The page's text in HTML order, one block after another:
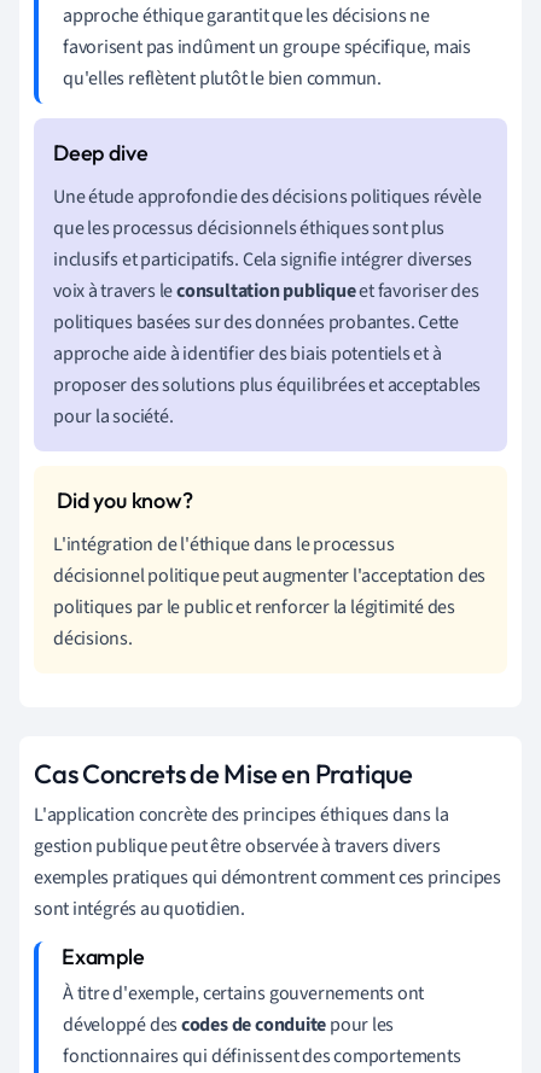
approche éthique garantit que les décisions ne
favorisent pas indûment un groupe spécifique, mais
qu'elles reflètent plutôt le bien commun.
Une étude approfondie des décisions politiques révèle
que les processus décisionnels éthiques sont plus
inclusifs et participatifs. Cela signifie intégrer diverses
voix à travers leconsultation publiqueet favoriser des
politiques basées sur des données probantes. Cette
approche aide à identifier des biais potentiels et à
proposer des solutions plus équilibrées et acceptables
pour la société.
L'intégration de l'éthique dans le processus
décisionnel politique peut augmenter l'acceptation des
politiques par le public et renforcer la légitimité des
décisions.
Cas Concrets de Mise en Pratique
L'application concrète des principes éthiques dans la
gestion publique peut être observée à travers divers
exemples pratiques qui démontrent comment ces principes
sont intégrés au quotidien.
À titre d'exemple, certains gouvernements ont
développé descodes de conduitepour les
fonctionnaires qui définissent des comportements